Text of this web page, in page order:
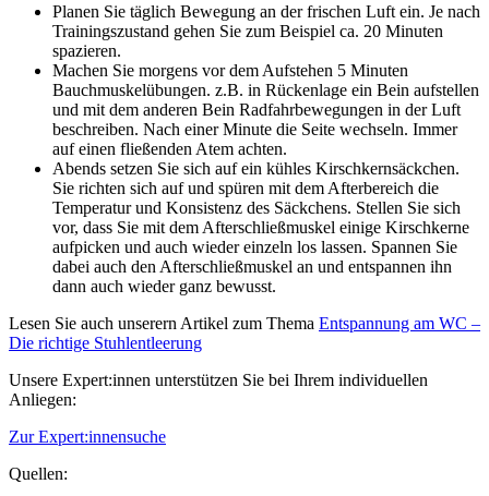
Planen Sie täglich Bewegung an der frischen Luft ein. Je nach
Trainingszustand gehen Sie zum Beispiel ca. 20 Minuten
spazieren.
Machen Sie morgens vor dem Aufstehen 5 Minuten
Bauchmuskelübungen. z.B. in Rückenlage ein Bein aufstellen
und mit dem anderen Bein Radfahrbewegungen in der Luft
beschreiben. Nach einer Minute die Seite wechseln. Immer
auf einen fließenden Atem achten.
Abends setzen Sie sich auf ein kühles Kirschkernsäckchen.
Sie richten sich auf und spüren mit dem Afterbereich die
Temperatur und Konsistenz des Säckchens. Stellen Sie sich
vor, dass Sie mit dem Afterschließmuskel einige Kirschkerne
aufpicken und auch wieder einzeln los lassen. Spannen Sie
dabei auch den Afterschließmuskel an und entspannen ihn
dann auch wieder ganz bewusst.
Lesen Sie auch unserern Artikel zum Thema Entspannung am WC –
Die richtige Stuhlentleerung
Unsere Expert:innen unterstützen Sie bei Ihrem individuellen
Anliegen:
Zur Expert:innensuche
Quellen: